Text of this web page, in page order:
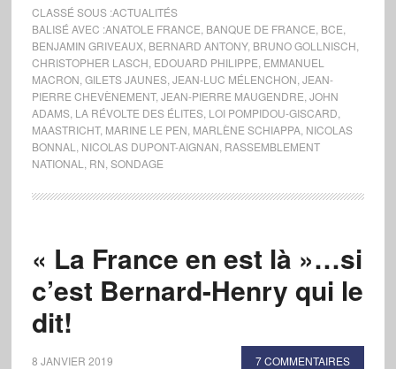
CLASSÉ SOUS :ACTUALITÉS
BALISÉ AVEC :ANATOLE FRANCE BANQUE DE FRANCE BCE
BENJAMIN GRIVEAUX, BERNARD ANTONY, BRUNO GOLLNISCH
CHRISTOPHER LASCH EDOUARD PHILIPPE EMMANUEL
MACRON GILETS JAUNES, JEAN-LUC MÉLENCHON JEAN-
PIERRE CHEVÈNEMENT, JEAN-PIERRE MAUGENDRE JOHN
ADAMS, LA RÉVOLTE DES ÉLITES, LOI POMPIDOU-GISCARD
MAASTRICHT, MARINE LE PEN MARLÈNE SCHIAPPA, NICOLAS
BONNAL
NICOLAS DUPONT-AIGNAN RASSEMBLEMENT
NATIONAL
RN SONDAGE
« La France en est là »…si
c’est Bernard-Henry qui le
dit!
8 JANVIER 2019 7 COMMENTAIRES